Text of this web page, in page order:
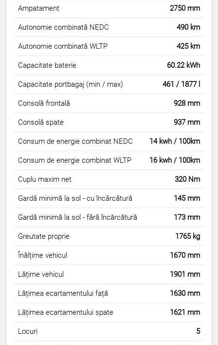
Ampatament 2750 mm
Autonomie combinată NEDC 490 km
Autonomie combinată WLTP 425 km
Capacitate baterie 60.22 kWh
Capacitate portbagaj (min / max) 461 / 1877 l
Consolă frontală 928 mm
Consolă spate 937 mm
Consum de energie combinat NEDC 14 kwh / 100km
Consum de energie combinat WLTP 16 kwh / 100km
Cuplu maxim net 320 Nm
Gardă minimă la sol - cu încărcătură 145 mm
Gardă minimă la sol - fără încărcătură 173 mm
Greutate proprie 1765 kg
Înălțime vehicul 1670 mm
Lățime vehicul 1901 mm
Lățimea ecartamentului față 1630 mm
Lățimea ecartamentului spate 1621 mm
Locuri 5